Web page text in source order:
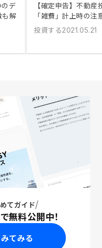
デ
も解
【確定申告】不動産
「雑費」計上時の注
投資する2021.05.21
てガイド
無料公開中！
てみる